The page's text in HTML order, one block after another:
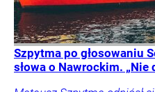
Szpytma po głosowaniu
słowa o Nawrockim. „Nie